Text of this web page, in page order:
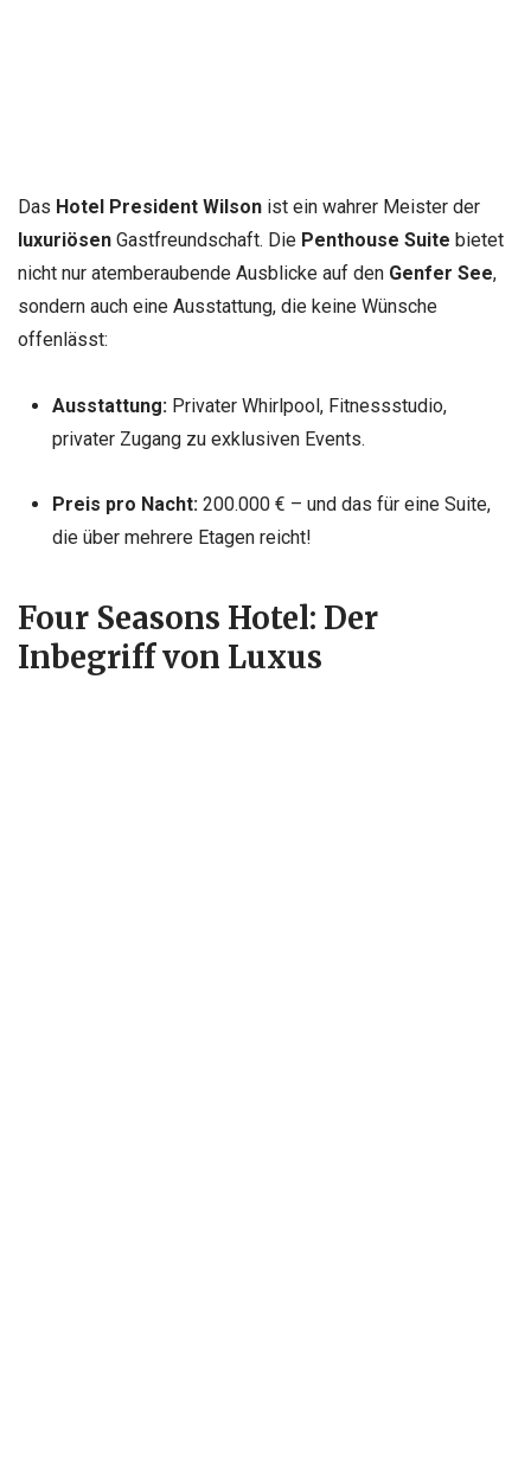
Das Hotel President Wilson ist ein wahrer Meister der
luxuriösen Gastfreundschaft. Die Penthouse Suite bietet
nicht nur atemberaubende Ausblicke auf den Genfer See,
sondern auch eine Ausstattung, die keine Wünsche
offenlässt:
Ausstattung:Privater Whirlpool, Fitnessstudio,
privater Zugang zu exklusiven Events.
Preis pro Nacht:200.000 € – und das für eine Suite,
die über mehrere Etagen reicht!
Four Seasons Hotel: Der
Inbegriff von Luxus